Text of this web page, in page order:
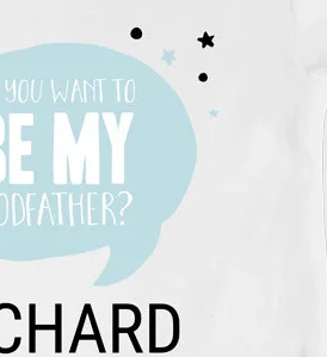
ditt foto eller ett meddelande